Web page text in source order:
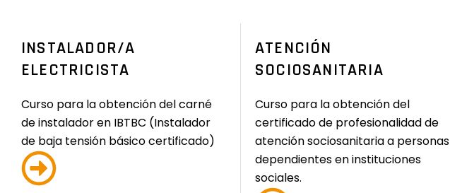
INSTALADOR/A
ELECTRICISTA
Curso para la obtención del carné
de instalador en IBTBC (Instalador
de baja tensión básico certificado)
ATENCIÓN
SOCIOSANITARIA
Curso para la obtención del
certificado de profesionalidad de
atención sociosanitaria a personas
dependientes en instituciones
sociales.